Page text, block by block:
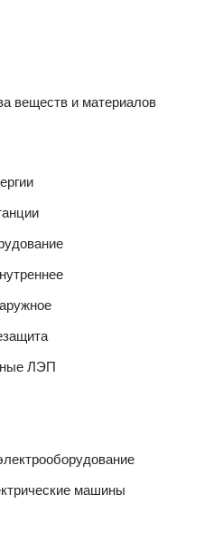
веществ и материалов
ЛЭП
машины